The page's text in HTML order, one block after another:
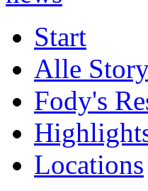
Start
Alle
Fody's
Locations